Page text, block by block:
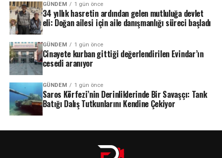
GÜNDEM 1 gün önce
34 yıllık hasretin ardından gelen mutluluğa devlet
eli: Doğan ailesi için aile danışmanlığı süreci başladı
GÜNDEM 1 gün önce
Cinayete kurban gittiği değerlendirilen Evindar’ın
cesedi aranıyor
GÜNDEM 1 gün önce
Saros Körfezi’nin Derinliklerinde Bir Savaşçı: Tank
Batığı Dalış Tutkunlarını Kendine Çekiyor